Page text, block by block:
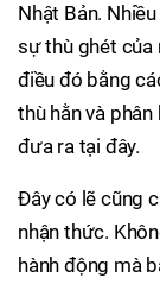
Nhật Bản.
sự thù ghét của
điều đó bằng
thù hằn và
đưa ra tại đây.
Đây có lẽ cũng
nhận thức.
hành động mà